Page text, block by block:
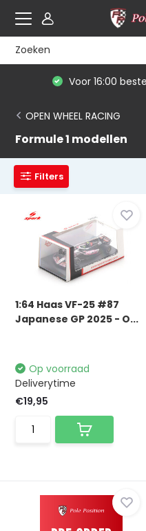
De #1 in
OPEN WHEEL RACING
Formule 1 modellen
Filters
1:64 Haas VF-25 #87
Japanese GP 2025 - O...
Op voorraad
Deliverytime
€19,95